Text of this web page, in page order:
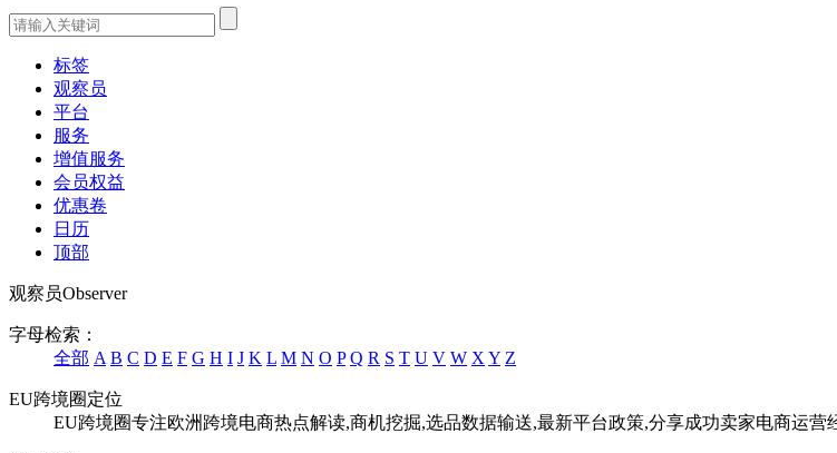
标签
观察员
平台
服务
增值服务
会员权益
优惠卷
日历
顶部
观察员Observer
字母检索：
全部 A B C D E F G H I J K L M N O P Q R S T U V W X Y Z
EU跨境圈定位
EU跨境圈专注欧洲跨境电商热点解读,商机挖掘,选品数据输送,最新平台政策,分享成功卖家电商运营